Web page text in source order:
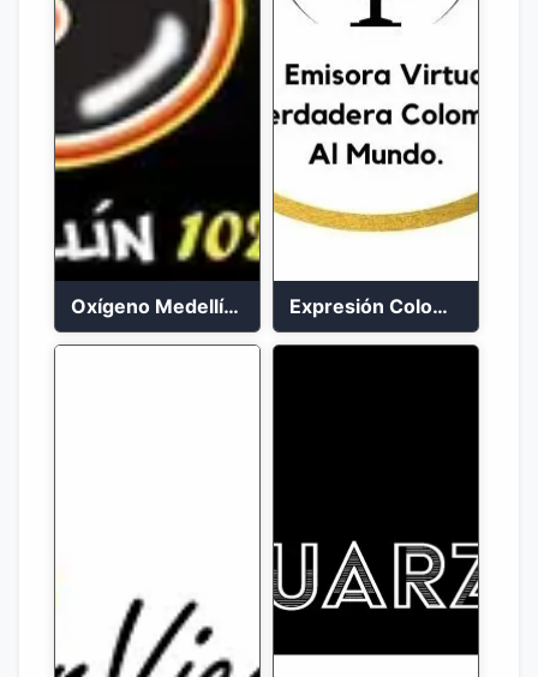
Oxígeno Medellín 90.9 FM en vivo Expresión Colombia Radio en vivo 24/7